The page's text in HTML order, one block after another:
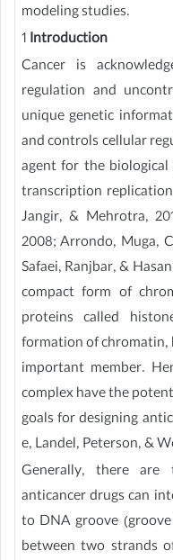
modeling studies.
1 Introduction
Cancer is
regulation and
unique genetic
and controls cellular
agent for the
transcription
Jangir, & Mehrotra,
2008; Arrondo, Muga,
Safaei, Ranjbar, &
compact form of
proteins called
formation of chromatin,
important member.
complex have the
goals for designing
e, Landel, Peterson, &
Generally, there
anticancer drugs can
to DNA groove
between two strands